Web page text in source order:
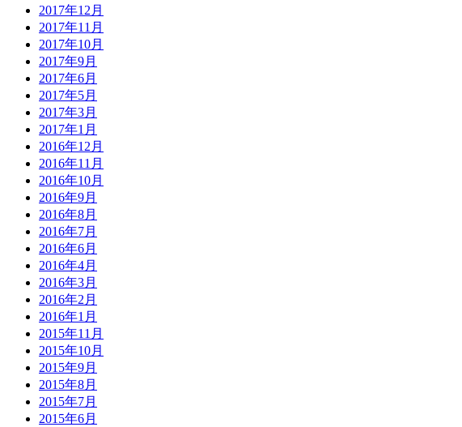
2017年12月
2017年11月
2017年10月
2017年9月
2017年6月
2017年5月
2017年3月
2017年1月
2016年12月
2016年11月
2016年10月
2016年9月
2016年8月
2016年7月
2016年6月
2016年4月
2016年3月
2016年2月
2016年1月
2015年11月
2015年10月
2015年9月
2015年8月
2015年7月
2015年6月